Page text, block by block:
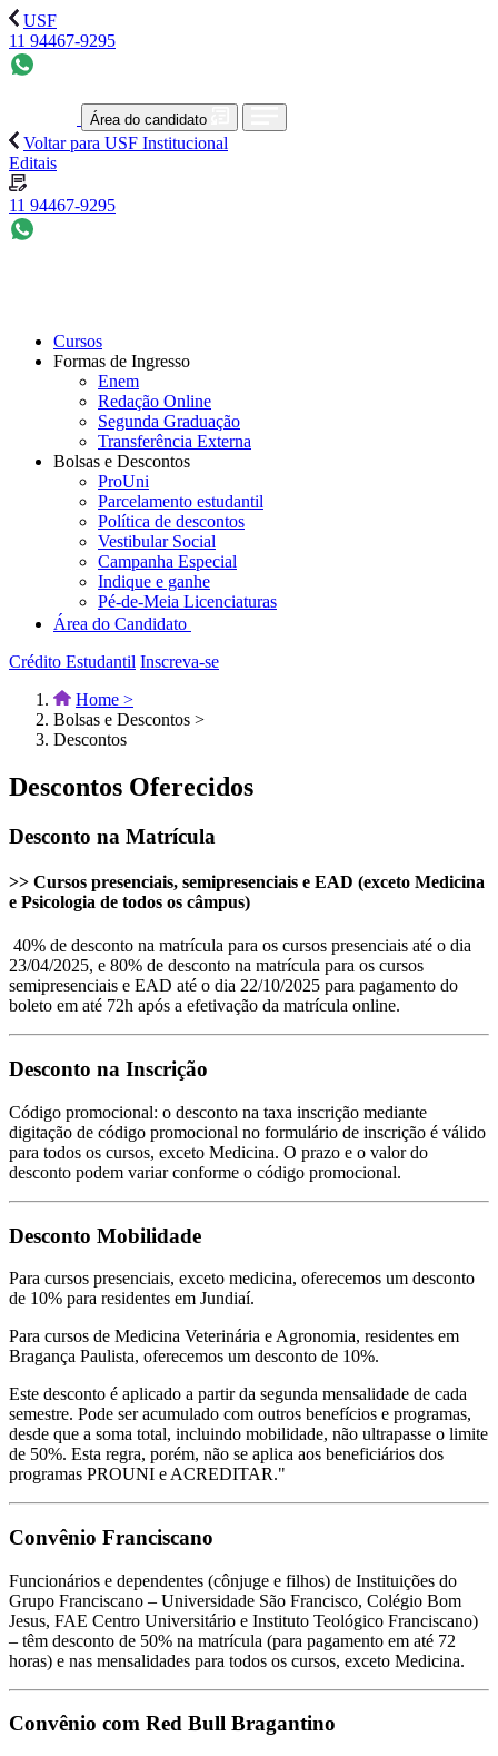
USF
11 94467-9295
Área do candidato
Voltar para USF Institucional
Editais
11 94467-9295
Cursos
Formas de Ingresso
Enem
Redação Online
Segunda Graduação
Transferência Externa
Bolsas e Descontos
ProUni
Parcelamento estudantil
Política de descontos
Vestibular Social
Campanha Especial
Indique e ganhe
Pé-de-Meia Licenciaturas
Área do Candidato
Crédito Estudantil Inscreva-se
Home >
Bolsas e Descontos >
Descontos
Descontos Oferecidos
Desconto na Matrícula
>> Cursos presenciais, semipresenciais e EAD (exceto Medicina
e Psicologia de todos os câmpus)
40% de desconto na matrícula para os cursos presenciais até o dia
23/04/2025, e 80% de desconto na matrícula para os cursos
semipresenciais e EAD até o dia 22/10/2025 para pagamento do
boleto em até 72h após a efetivação da matrícula online.
Desconto na Inscrição
Código promocional: o desconto na taxa inscrição mediante
digitação de código promocional no formulário de inscrição é válido
para todos os cursos, exceto Medicina. O prazo e o valor do
desconto podem variar conforme o código promocional.
Desconto Mobilidade
Para cursos presenciais, exceto medicina, oferecemos um desconto
de 10% para residentes em Jundiaí.
Para cursos de Medicina Veterinária e Agronomia, residentes em
Bragança Paulista, oferecemos um desconto de 10%.
Este desconto é aplicado a partir da segunda mensalidade de cada
semestre. Pode ser acumulado com outros benefícios e programas,
desde que a soma total, incluindo mobilidade, não ultrapasse o limite
de 50%. Esta regra, porém, não se aplica aos beneficiários dos
programas PROUNI e ACREDITAR."
Convênio Franciscano
Funcionários e dependentes (cônjuge e filhos) de Instituições do
Grupo Franciscano – Universidade São Francisco, Colégio Bom
Jesus, FAE Centro Universitário e Instituto Teológico Franciscano)
– têm desconto de 50% na matrícula (para pagamento em até 72
horas) e nas mensalidades para todos os cursos, exceto Medicina.
Convênio com Red Bull Bragantino